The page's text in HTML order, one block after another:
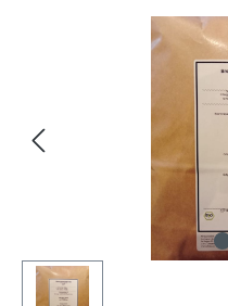
Bildergalerie überspringen